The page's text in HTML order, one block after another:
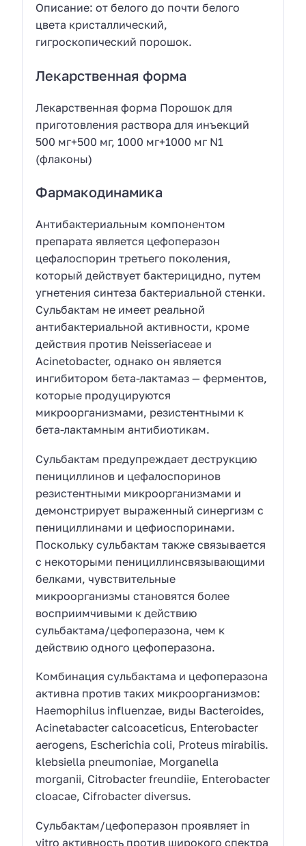
Описание: от белого до почти белого
цвета кристаллический,
гигроскопический порошок.
Лекарственная форма
Лекарственная форма Порошок для
приготовления раствора для инъекций
500 мг+500 мг, 1000 мг+1000 мг N1
(флаконы)
Фармакодинамика
Антибактериальным компонентом
препарата является цефоперазон
цефалоспорин третьего поколения,
который действует бактерицидно, путем
угнетения синтеза бактериальной стенки.
Сульбактам не имеет реальной
антибактериальной активности, кроме
действия против Neisseriaceae и
Acinetobacter, однако он является
ингибитором бета-лактамаз — ферментов,
которые продуцируются
микроорганизмами, резистентными к
бета-лактамным антибиотикам.
Сульбактам предупреждает деструкцию
пенициллинов и цефалоспоринов
резистентными микроорганизмами и
демонстрирует выраженный синергизм с
пенициллинами и цефиоспоринами.
Поскольку сульбактам также связывается
с некоторыми пенициллинсвязывающими
белками, чувствительные
микроорганизмы становятся более
восприимчивыми к действию
сульбактама/цефоперазона, чем к
действию одного цефоперазона.
Комбинация сульбактама и цефоперазона
активна против таких микроорганизмов:
Haemophilus influenzae, виды Bacteroides,
Acinetabacter calcoaceticus, Enterobacter
aerogens, Escherichia coli, Proteus mirabilis.
klebsiella pneumoniae, Morganella
morganii, Citrobacter freundiie, Enterobacter
cloacae, Cifrobacter diversus.
Сульбактам/цефоперазон проявляет in
vitro активность против широкого спектра